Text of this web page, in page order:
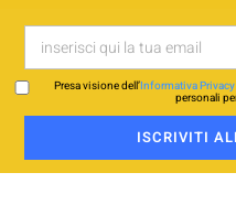
Presa visione dell’Informativa Privacy
personali
ISCRIVITI